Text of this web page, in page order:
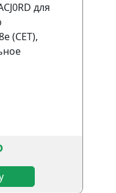
для
(CET),